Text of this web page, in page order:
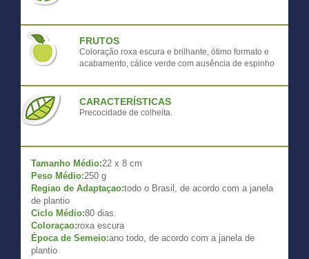
FRUTOS
Coloração roxa escura e brilhante, ótimo formato e
acabamento, cálice verde com ausência de espinho
CARACTERÍSTICAS
Precocidade de colheita.
Tamanho Médio:22 x 8 cm
Peso Médio:250 g
Regiao de Adaptaçao:todo o Brasil, de acordo com a janela
de plantio
Ciclo Médio:80 dias.
Coloraçao:roxa escura
Época de Semeio:ano todo, de acordo com a janela de
plantio